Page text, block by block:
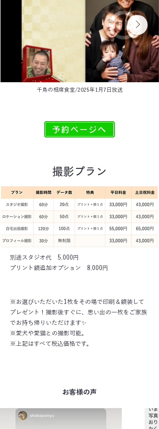
千鳥の相席食堂/​2025年1月7日放送
予約ページへ
​撮影プラン
別途スタジオ代 5,000円
​プリント額追加オプション 8,000円
※お選びいただいた1枚をその場で印刷＆額装して
プレゼント！撮影後すぐに、思い出の一枚をご家族
でお持ち帰りいただけます✨
※愛犬や愛猫との撮影可能。
※上記はすべて税込価格です。
​お客様の声